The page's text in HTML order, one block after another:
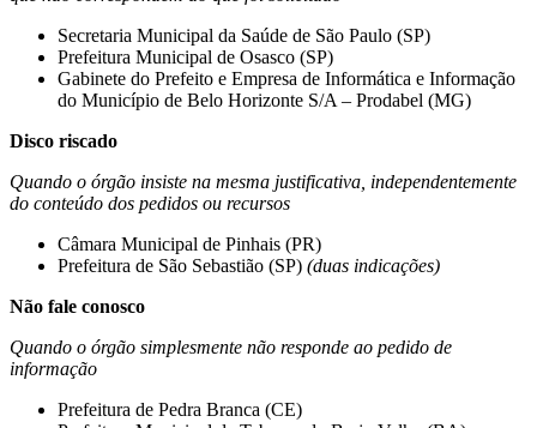
Secretaria Municipal da Saúde de São Paulo (SP)
Prefeitura Municipal de Osasco (SP)
Gabinete do Prefeito e Empresa de Informática e Informação
do Município de Belo Horizonte S/A – Prodabel (MG)
Disco riscado
Quando o órgão insiste na mesma justificativa, independentemente
do conteúdo dos pedidos ou recursos
Câmara Municipal de Pinhais (PR)
Prefeitura de São Sebastião (SP) (duas indicações)
Não fale conosco
Quando o órgão simplesmente não responde ao pedido de
informação
Prefeitura de Pedra Branca (CE)